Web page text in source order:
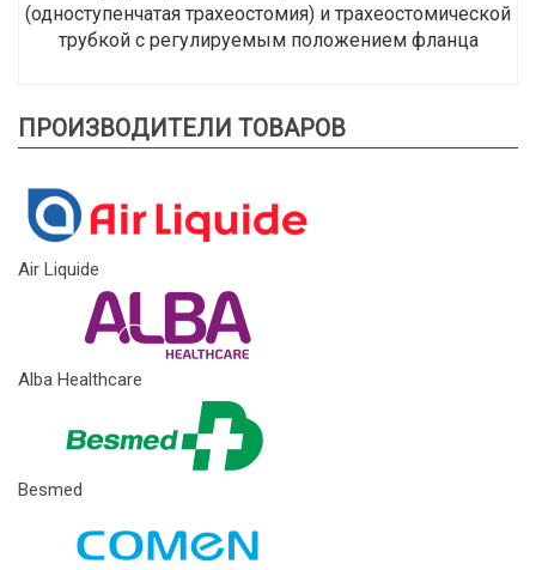
(одноступенчатая трахеостомия) и трахеостомической
трубкой с регулируемым положением фланца
ПРОИЗВОДИТЕЛИ ТОВАРОВ
Air Liquide
Alba Healthcare
Besmed